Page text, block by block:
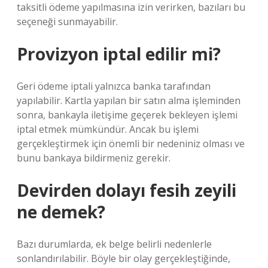
taksitli ödeme yapılmasına izin verirken, bazıları bu
seçeneği sunmayabilir.
Provizyon iptal edilir mi?
Geri ödeme iptali yalnızca banka tarafından
yapılabilir. Kartla yapılan bir satın alma işleminden
sonra, bankayla iletişime geçerek bekleyen işlemi
iptal etmek mümkündür. Ancak bu işlemi
gerçekleştirmek için önemli bir nedeniniz olması ve
bunu bankaya bildirmeniz gerekir.
Devirden dolayı fesih zeyili
ne demek?
Bazı durumlarda, ek belge belirli nedenlerle
sonlandırılabilir. Böyle bir olay gerçekleştiğinde,